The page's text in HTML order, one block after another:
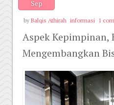
Sep
by Balqis Athirah informasi 1
Aspek Kepimpinan,
Mengembangkan